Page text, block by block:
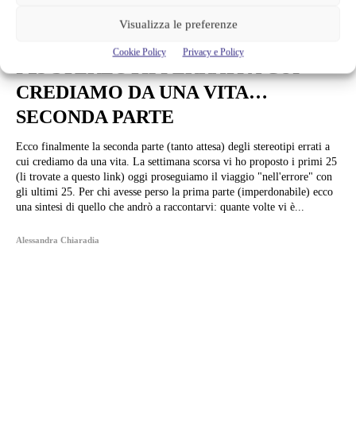
Visualizza le preferenze
Cookie Policy Privacy e Policy
I 25 STEREOTIPI ERRATI A CUI
CREDIAMO DA UNA VITA…
SECONDA PARTE
Ecco finalmente la seconda parte (tanto attesa) degli stereotipi errati a
cui crediamo da una vita. La settimana scorsa vi ho proposto i primi 25
(li trovate a questo link) oggi proseguiamo il viaggio "nell'errore" con
gli ultimi 25. Per chi avesse perso la prima parte (imperdonabile) ecco
una sintesi di quello che andrò a raccontarvi: quante volte vi è...
Alessandra Chiaradia